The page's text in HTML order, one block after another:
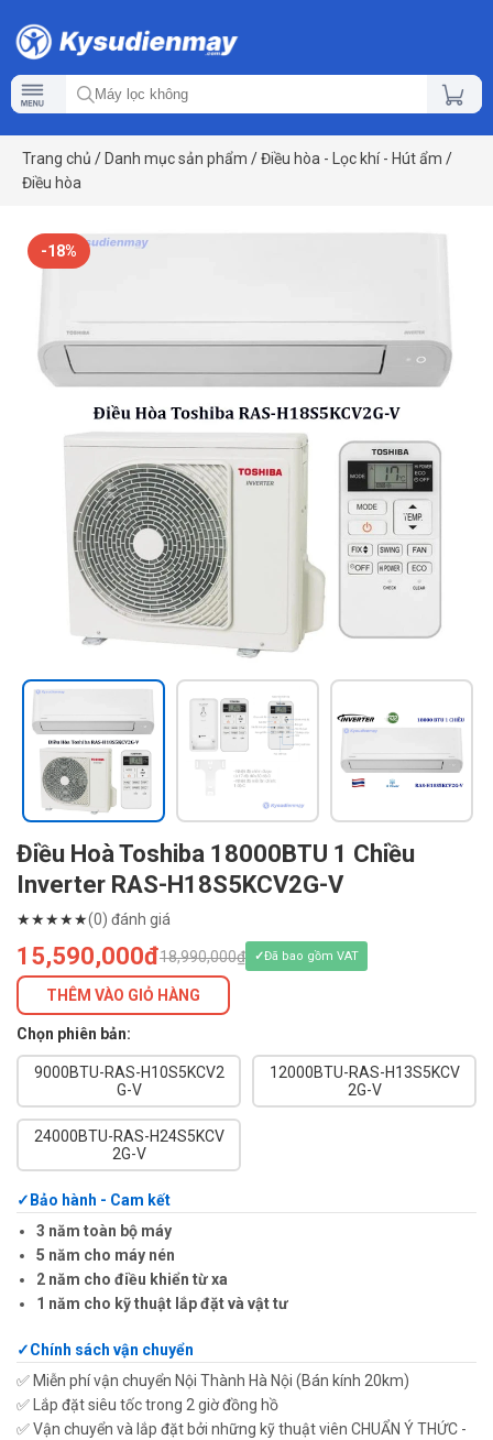
Trang chủ / Danh mục sản phẩm /Điều hòa - Lọc khí - Hút ẩm /
Điều hòa
-18%
Điều Hoà Toshiba 18000BTU 1 Chiều
Inverter RAS-H18S5KCV2G-V
★★★★★(0) đánh giá
15,590,000đ18,990,000₫ Đã bao gồm VAT
THÊM VÀO GIỎ HÀNG
Chọn phiên bản:
9000BTU-RAS-H10S5KCV2
G-V
12000BTU-RAS-H13S5KCV
2G-V
24000BTU-RAS-H24S5KCV
2G-V
Bảo hành - Cam kết
3 năm toàn bộ máy
5 năm cho máy nén
2 năm cho điều khiển từ xa
1 năm cho kỹ thuật lắp đặt và vật tư
Chính sách vận chuyển
✅ Miễn phí vận chuyển Nội Thành Hà Nội (Bán kính 20km)
✅ Lắp đặt siêu tốc trong 2 giờ đồng hồ
✅ Vận chuyển và lắp đặt bởi những kỹ thuật viên CHUẨN Ý THỨC -